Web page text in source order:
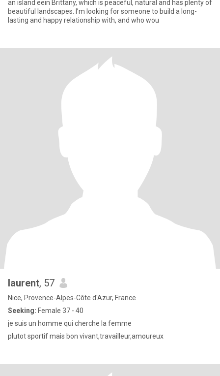
an island eein Brittany, which is peaceful, natural and has plenty of
beautiful landscapes. I’m looking for someone to build a long-
lasting and happy relationship with, and who wou
laurent, 57
Nice, Provence-Alpes-Côte d'Azur, France
Seeking: Female 37 - 40
je suis un homme qui cherche la femme
plutot sportif mais bon vivant,travailleur,amoureux